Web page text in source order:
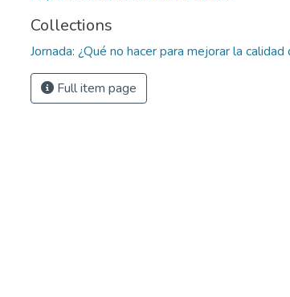
Collections
Jornada: ¿Qué no hacer para mejorar la
Full item page